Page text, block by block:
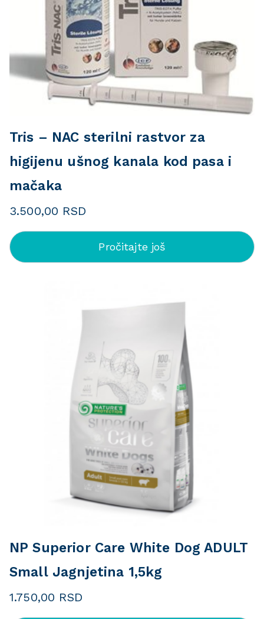
Tris – NAC sterilni rastvor za
higijenu ušnog kanala kod pasa i
mačaka
3.500,00 RSD
Pročitajte još
NP Superior Care White Dog ADULT
Small Jagnjetina 1,5kg
1.750,00 RSD